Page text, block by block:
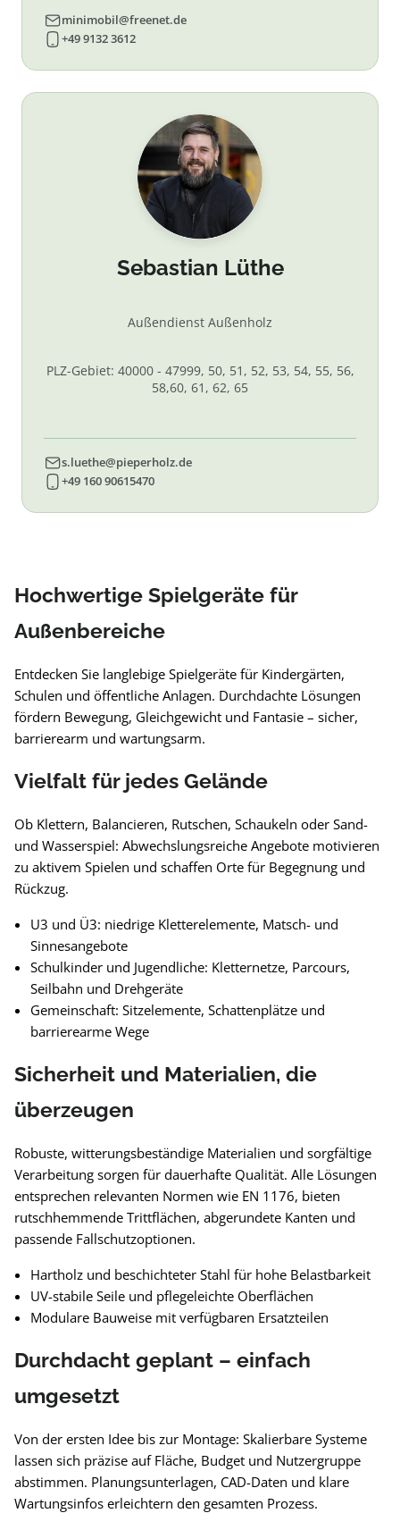
minimobil@freenet.de
+49 9132 3612
Sebastian Lüthe
Außendienst Außenholz
PLZ-Gebiet: 40000 - 47999, 50, 51, 52, 53, 54, 55, 56,
58,60, 61, 62, 65
s.luethe@pieperholz.de
+49 160 90615470
Hochwertige Spielgeräte für
Außenbereiche
Entdecken Sie langlebige Spielgeräte für Kindergärten,
Schulen und öffentliche Anlagen. Durchdachte Lösungen
fördern Bewegung, Gleichgewicht und Fantasie – sicher,
barrierearm und wartungsarm.
Vielfalt für jedes Gelände
Ob Klettern, Balancieren, Rutschen, Schaukeln oder Sand-
und Wasserspiel: Abwechslungsreiche Angebote motivieren
zu aktivem Spielen und schaffen Orte für Begegnung und
Rückzug.
U3 und Ü3: niedrige Kletterelemente, Matsch- und
Sinnesangebote
Schulkinder und Jugendliche: Kletternetze, Parcours,
Seilbahn und Drehgeräte
Gemeinschaft: Sitzelemente, Schattenplätze und
barrierearme Wege
Sicherheit und Materialien, die
überzeugen
Robuste, witterungsbeständige Materialien und sorgfältige
Verarbeitung sorgen für dauerhafte Qualität. Alle Lösungen
entsprechen relevanten Normen wie EN 1176, bieten
rutschhemmende Trittflächen, abgerundete Kanten und
passende Fallschutzoptionen.
Hartholz und beschichteter Stahl für hohe Belastbarkeit
UV-stabile Seile und pflegeleichte Oberflächen
Modulare Bauweise mit verfügbaren Ersatzteilen
Durchdacht geplant – einfach
umgesetzt
Von der ersten Idee bis zur Montage: Skalierbare Systeme
lassen sich präzise auf Fläche, Budget und Nutzergruppe
abstimmen. Planungsunterlagen, CAD-Daten und klare
Wartungsinfos erleichtern den gesamten Prozess.